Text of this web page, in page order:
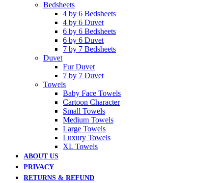
Bedsheets
4 by 6 Bedsheets
4 by 6 Duvet
6 by 6 Bedsheets
6 by 6 Duvet
7 by 7 Bedsheets
Duvet
Fur Duvet
7 by 7 Duvet
Towels
Baby Face Towels
Cartoon Character
Small Towels
Medium Towels
Large Towels
Luxury Towels
XL Towels
ABOUT US
PRIVACY
RETURNS & REFUND